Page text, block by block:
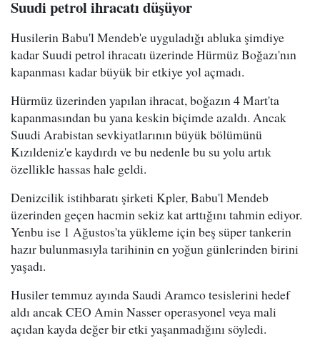
Suudi petrol ihracatı düşüyor
Husilerin Babu'l Mendeb'e uyguladığı abluka şimdiye
kadar Suudi petrol ihracatı üzerinde Hürmüz Boğazı'nın
kapanması kadar büyük bir etkiye yol açmadı.
Hürmüz üzerinden yapılan ihracat, boğazın 4 Mart'ta
kapanmasından bu yana keskin biçimde azaldı. Ancak
Suudi Arabistan sevkiyatlarının büyük bölümünü
Kızıldeniz'e kaydırdı ve bu nedenle bu su yolu artık
özellikle hassas hale geldi.
Denizcilik istihbaratı şirketi Kpler, Babu'l Mendeb
üzerinden geçen hacmin sekiz kat arttığını tahmin ediyor.
Yenbu ise 1 Ağustos'ta yükleme için beş süper tankerin
hazır bulunmasıyla tarihinin en yoğun günlerinden birini
yaşadı.
Husiler temmuz ayında Saudi Aramco tesislerini hedef
aldı ancak CEO Amin Nasser operasyonel veya mali
açıdan kayda değer bir etki yaşanmadığını söyledi.